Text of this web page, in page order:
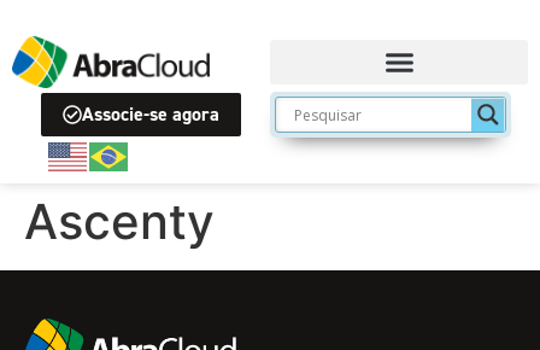
Associe-se agora
Ascenty